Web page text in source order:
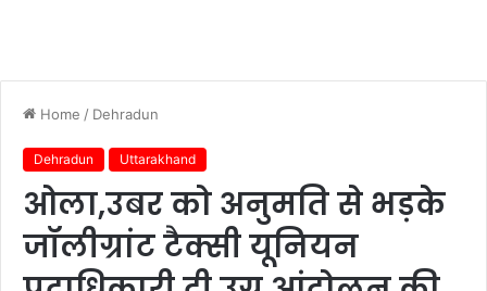
Home / Dehradun
Dehradun Uttarakhand
ओला,उबर को अनुमति से भड़के
जॉलीग्रांट टैक्सी यूनियन